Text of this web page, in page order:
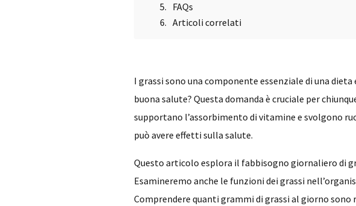
FAQs
Articoli correlati
I grassi sono una componente essenziale di una
buona salute? Questa domanda è cruciale per
supportano l’assorbimento di vitamine e svolgono
può avere effetti sulla salute.
Questo articolo esplora il fabbisogno giornaliero di
Esamineremo anche le funzioni dei grassi
Comprendere quanti grammi di grassi al giorno